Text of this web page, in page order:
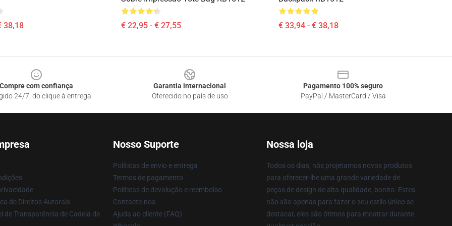
38,18 € 22,95 - € 27,55 € 33,94 - € 38,18
Compre com confiança
24/7, do clique à entrega
Garantia internacional
Oferecido no país de uso
Pagamento 100% seguro
PayPal / MasterCard / Visa
de Direitos Autorais
de Transparência de Cadeia de
Nosso Suporte
Políticas de envio e entrega
Termos de pagamento
Políticas de devolução e reembolso
Contacte-nos
Ajuda ao cliente (FAQ)
Nossa loja
Todos os dias, nós projetamos novos produtos
para oferecer-lhe uma grande variedade de
peças de design de alta qualidade, bonito. Estes
não são apenas para fazer o seu estilo único se
destacar, eles são ótimos para mostrar durante